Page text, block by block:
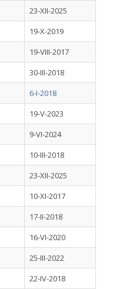
23-XII-2025
19-X-2019
19-VIII-2017
30-III-2018
6-I-2018
19-V-2023
9-VI-2024
10-III-2018
23-XII-2025
10-XI-2017
17-II-2018
16-VI-2020
25-III-2022
22-IV-2018